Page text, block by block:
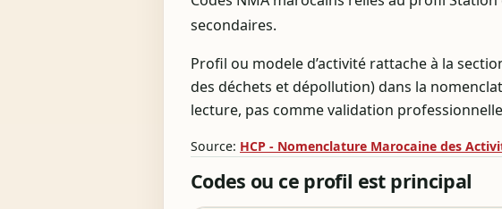
secondaires.
Profil ou modele d’activité rattache à la
des déchets et dépollution) dans la
lecture, pas comme validation
Source: HCP - Nomenclature Marocaine des
Codes ou ce profil est principal